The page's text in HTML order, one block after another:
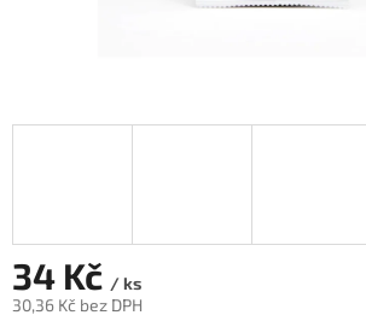
34 Kč / ks
30,36 Kč bez DPH